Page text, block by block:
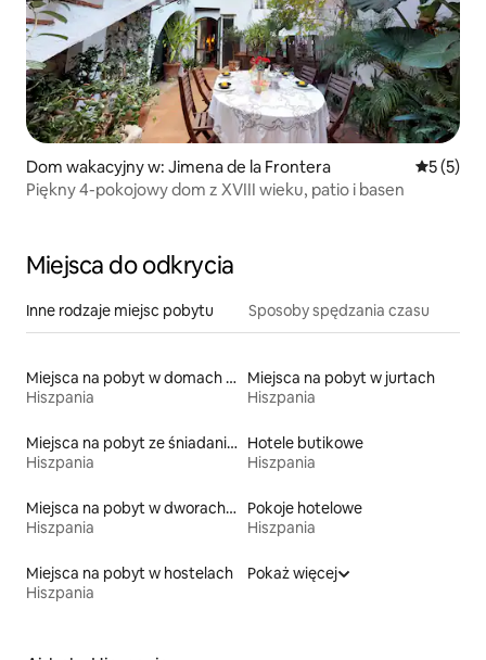
Dom wakacyjny w: Jimena de la Frontera Średnia
5 (5)
Piękny 4-pokojowy dom z XVIII wieku, patio i basen
Miejsca do odkrycia
Inne rodzaje miejsc pobytu Sposoby spędzania czasu
Miejsca na pobyt w domach przy plaży
Hiszpania
Miejsca na pobyt w jurtach
Hiszpania
Miejsca na pobyt ze śniadaniem
Hiszpania
Hotele butikowe
Hiszpania
Miejsca na pobyt w dworach i rezydencjach
Hiszpania
Pokoje hotelowe
Hiszpania
Miejsca na pobyt w hostelach
Hiszpania
Pokaż więcej